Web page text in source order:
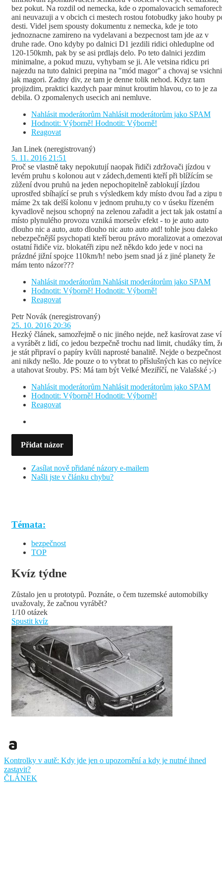
bez pokut. Na rozdil od nemecka, kde o zpomalovacich
ani neuvazuji a v obcich ci mestech rostou fotobudky jako houby
desti. Videl jsem spousty dokumentu z nemecka, kde je toto
jednoznacne zamireno na vydelavani a bezpecnost tam jde az v
druhe rade. Ono kdyby po dalnici D1 jezdili ridici ohleduplne od
120-150kmh, pak by se asi prdlajs delo. Po teto dalnici jezdim
minimalne, a pokud muzu, vyhybam se ji. Ale vetsina ridicu pri
najezdu na tuto dalnici prepina na "mód magor" a chovaj se vsichni
jak magori. Zadny div, ze tam je denne tolik nehod. Kdyz tam
projizdim, praktici kazdych paar minut kroutim hlavou, co to je za
debila. O zpomalenych usecich ani nemluve.
Nahlásit moderátorům Nahlásit moderátorům jako SPAM
Hodnotit: Výborně! Hodnotit: Výborně!
Reagovat
Jan Linek (neregistrovaný)
5. 11. 2016 21:51
Proč se vlastně taky nepokutují naopak řidiči zdržovači jízdou v
levém pruhu s kolonou aut v zádech,dementi kteří při blížícím se
zůžení dvou pruhů na jeden nepochopitelně zablokují jízdou
uprostřed sbíhající se pruh s výsledkem kdy místo dvou řad a zipu
máme 2x tak delší kolonu v jednom pruhu,ty co v úseku řízeném
kyvadlově nejsou schopný na zelenou zařadit a ject tak jak ostatní a
místo plynulého provozu vzniká morseův efekt - to je auto auto
dlouho nic a auto, auto dlouho nic auto auto atd! tohle jsou daleko
nebezpečnější psychopati kteří berou právo moralizovat a omezovat
ostatní řidiče viz. blokatéři zipu než někdo kdo jede v noci na
prázdné jižní spojce 110km/h! nebo jsem snad já z jiné planety že
mám tento názor???
Nahlásit moderátorům Nahlásit moderátorům jako SPAM
Hodnotit: Výborně! Hodnotit: Výborně!
Reagovat
Petr Novák (neregistrovaný)
25. 10. 2016 20:36
Hezký článek, samozřejmě o nic jiného nejde, než kasírovat zase
a vyrábět z lidí, co jedou bezpečně trochu nad limit, chudáky tím,
je stát připraví o papíry kvůli naprosté banalitě. Nejde o bezpečnost
ani nikdy nešlo. Jde pouze o to vybrat to příslušných kas co nejvíce
a utahovat šrouby. PS: Má tam být Velké Meziříčí, ne Valašské ;-)
Nahlásit moderátorům Nahlásit moderátorům jako SPAM
Hodnotit: Výborně! Hodnotit: Výborně!
Reagovat
Přidat názor
Zasílat nově přidané názory e-mailem
Našli jste v článku chybu?
Témata:
bezpečnost
TOP
Kvíz týdne
Zůstalo jen u prototypů. Poznáte, o čem tuzemské automobilky
uvažovaly, že začnou vyrábět?
1/10 otázek
Spustit kvíz
Kontrolky v autě: Kdy jde jen o upozornění a kdy je nutné ihned
zastavit?
ČLÁNEK